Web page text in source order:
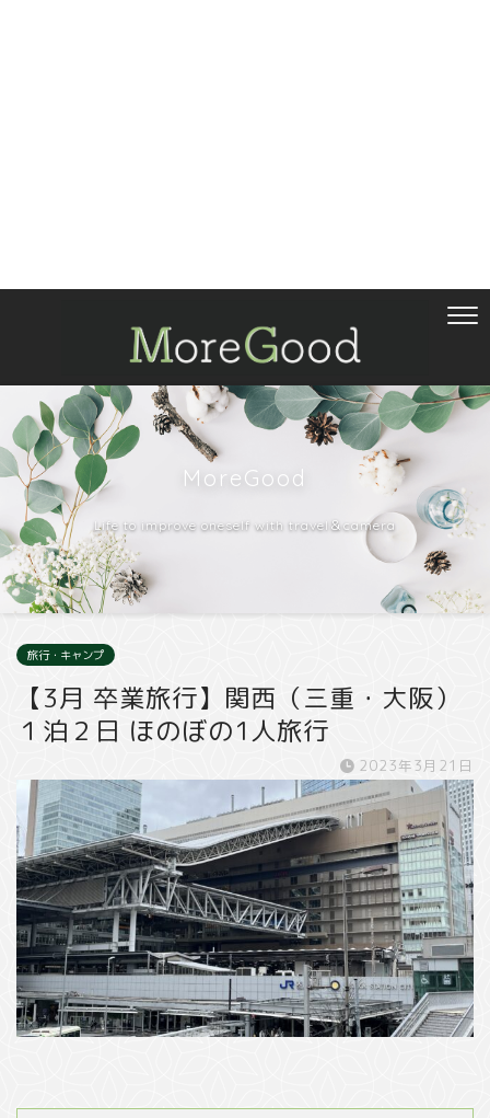
MoreGood
Life to improve oneself with travel＆camera
旅行・キャンプ
【3月 卒業旅行】関西（三重・大阪）
１泊２日 ほのぼの1人旅行
2023年3月21日